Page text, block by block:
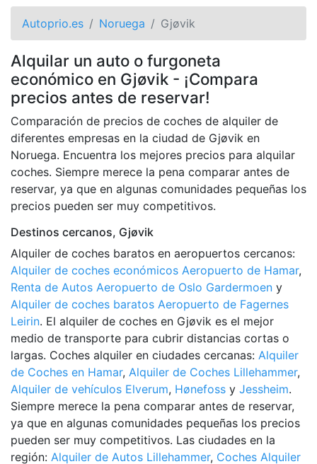
Autoprio.es Noruega Gjøvik
Alquilar un auto o furgoneta
económico en Gjøvik - ¡Compara
precios antes de reservar!
Comparación de precios de coches de alquiler de
diferentes empresas en la ciudad de Gjøvik en
Noruega. Encuentra los mejores precios para alquilar
coches. Siempre merece la pena comparar antes de
reservar, ya que en algunas comunidades pequeñas los
precios pueden ser muy competitivos.
Destinos cercanos, Gjøvik
Alquiler de coches baratos en aeropuertos cercanos:
Alquiler de coches económicos Aeropuerto de Hamar,
Renta de Autos Aeropuerto de Oslo Gardermoen y
Alquiler de coches baratos Aeropuerto de Fagernes
Leirin. El alquiler de coches en Gjøvik es el mejor
medio de transporte para cubrir distancias cortas o
largas. Coches alquiler en ciudades cercanas: Alquiler
de Coches en Hamar, Alquiler de Coches Lillehammer,
Alquiler de vehículos Elverum, Hønefoss y Jessheim.
Siempre merece la pena comparar antes de reservar,
ya que en algunas comunidades pequeñas los precios
pueden ser muy competitivos. Las ciudades en la
región: Alquiler de Autos Lillehammer, Coches Alquiler